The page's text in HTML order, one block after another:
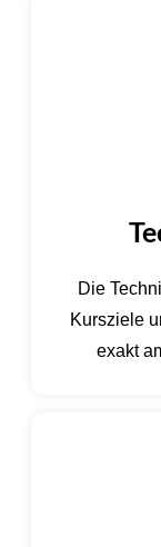
Die
Kursziele
exakt